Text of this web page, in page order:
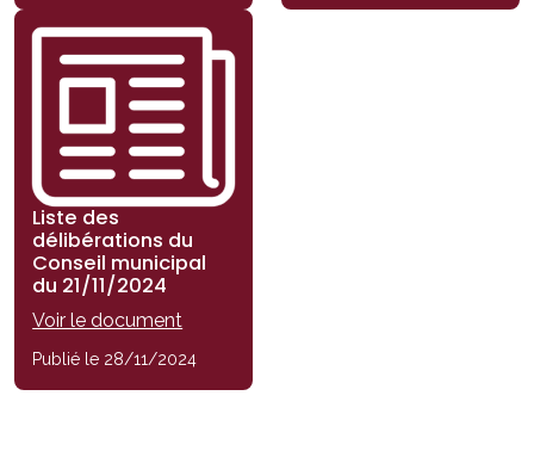
Liste des
délibérations du
Conseil municipal
du 21/11/2024
Voir le document
Publié le 28/11/2024